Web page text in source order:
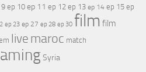
ep 10 ep 11 ep 12 ep 13 ep 14 ep 15 ep
ep 23 ep 27 ep 28 ep 30 film film
live maroc match
Syria